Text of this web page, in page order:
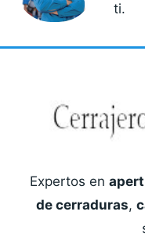
ti.
Expertos en
de cerraduras,